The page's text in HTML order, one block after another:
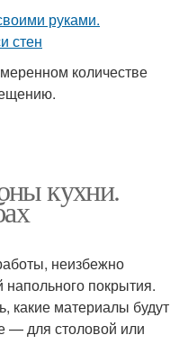
количестве
кухни.
неизбежно
напольного покрытия.
какие материалы будут
— для столовой или